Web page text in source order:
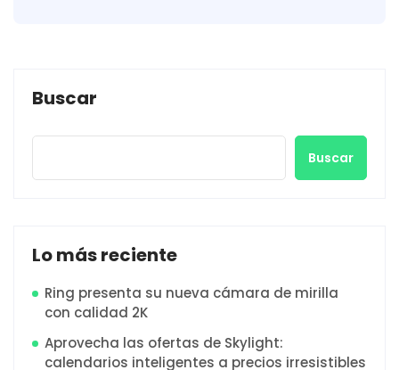
Buscar
Buscar
Lo más reciente
Ring presenta su nueva cámara de mirilla
con calidad 2K
Aprovecha las ofertas de Skylight:
calendarios inteligentes a precios irresistibles